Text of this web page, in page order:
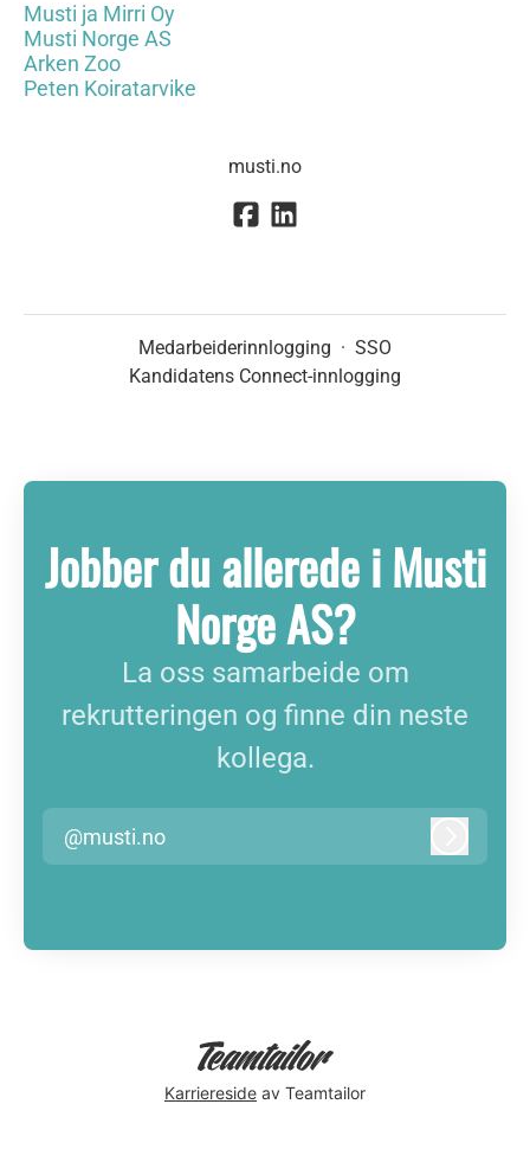
Musti ja Mirri Oy
Musti Norge AS
Arken Zoo
Peten Koiratarvike
musti.no
Medarbeiderinnlogging · SSO
Kandidatens Connect-innlogging
Jobber du allerede i Musti
Norge AS?
La oss samarbeide om
rekrutteringen og finne din neste
kollega.
@musti.no
Karriereside av Teamtailor